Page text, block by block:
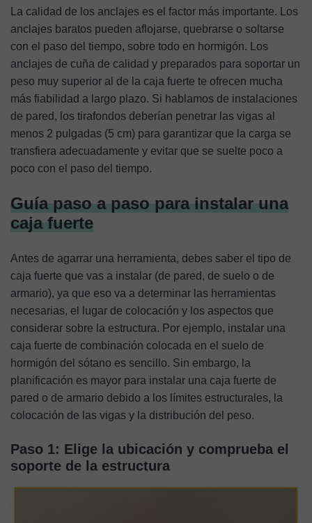
La calidad de los anclajes es el factor más importante. Los
anclajes baratos pueden aflojarse, quebrarse o soltarse
con el paso del tiempo, sobre todo en hormigón. Los
anclajes de cuña de calidad y preparados para soportar un
peso muy superior al de la caja fuerte te ofrecen mucha
más fiabilidad a largo plazo. Si hablamos de instalaciones
de pared, los tirafondos deberían penetrar las vigas al
menos 2 pulgadas (5 cm) para garantizar que la carga se
transfiera adecuadamente y evitar que se suelte poco a
poco con el paso del tiempo.
Guía paso a paso para instalar una
caja fuerte
Antes de agarrar una herramienta, debes saber el tipo de
caja fuerte que vas a instalar (de pared, de suelo o de
armario), ya que eso va a determinar las herramientas
necesarias, el lugar de colocación y los aspectos que
considerar sobre la estructura. Por ejemplo, instalar una
caja fuerte de combinación colocada en el suelo de
hormigón del sótano es sencillo. Sin embargo, la
planificación es mayor para instalar una caja fuerte de
pared o de armario debido a los límites estructurales, la
colocación de las vigas y la distribución del peso.
Paso 1: Elige la ubicación y comprueba el
soporte de la estructura